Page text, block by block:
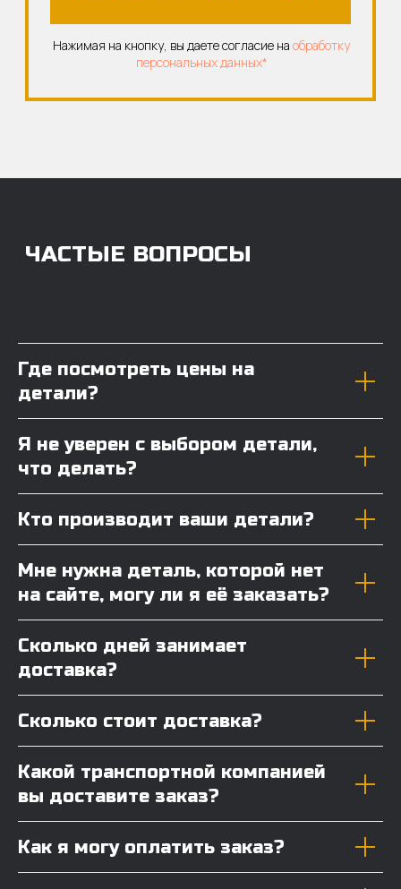
Где посмотреть цены на
детали?
Я не уверен с выбором детали,
что делать?
Кто производит ваши детали?
Мне нужна деталь, которой нет
на сайте, могу ли я её заказать?
Сколько дней занимает
доставка?
Сколько стоит доставка?
Какой транспортной компанией
вы доставите заказ?
Как я могу оплатить заказ?